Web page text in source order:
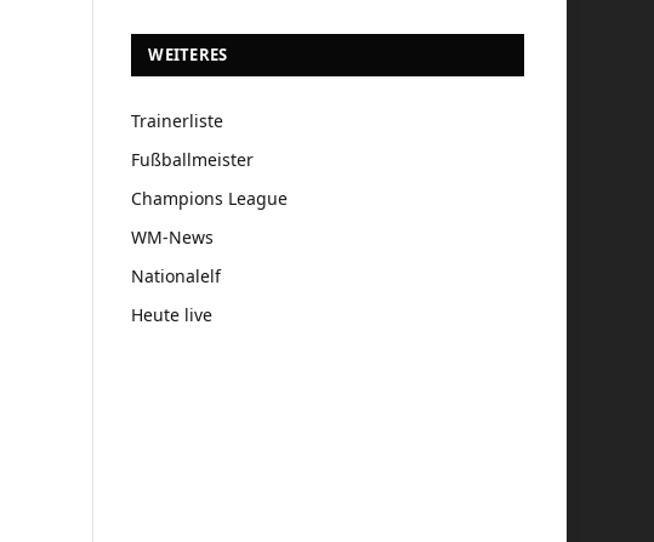
WEITERES
Trainerliste
Fußballmeister
Champions League
WM-News
Nationalelf
Heute live